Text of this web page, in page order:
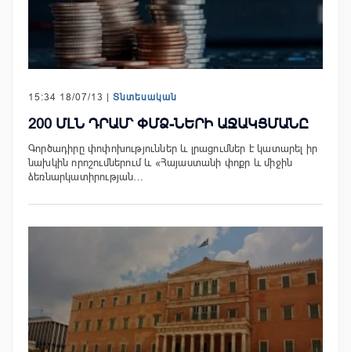
15:34 18/07/13 | Տնտեսական
200 ՄԼՆ ԴՐԱՄ՝ ՓՄՁ-ՆԵՐԻ ԱՋԱԿՑՄԱՆԸ
Գործադիրը փոփոխություններ և լրացումներ է կատարել իր
նախկին որոշումներում և «Հայաստանի փոքր և միջին
ձեռնարկատիրության…